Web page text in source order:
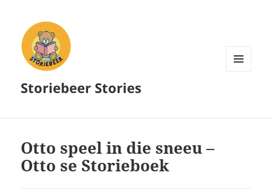
Storiebeer Stories
Otto speel in die sneeu –
Otto se Storieboek